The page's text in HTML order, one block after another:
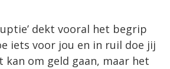
dekt vooral het begrip
iets voor jou en in ruil doe jij
kan om geld gaan, maar het